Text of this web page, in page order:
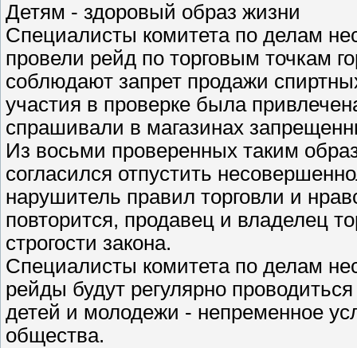
Детям - здоровый образ жизни
Специалисты комитета по делам
провели рейд по торговым точкам
соблюдают запрет продажи
участия в проверке была
спрашивали в магазинах
Из восьми проверенных таким
согласился отпустить
нарушитель правил торговли и
повторится, продавец и владелец
строгости закона.
Специалисты комитета по делам
рейды будут регулярно
детей и молодежи - непременное
общества.